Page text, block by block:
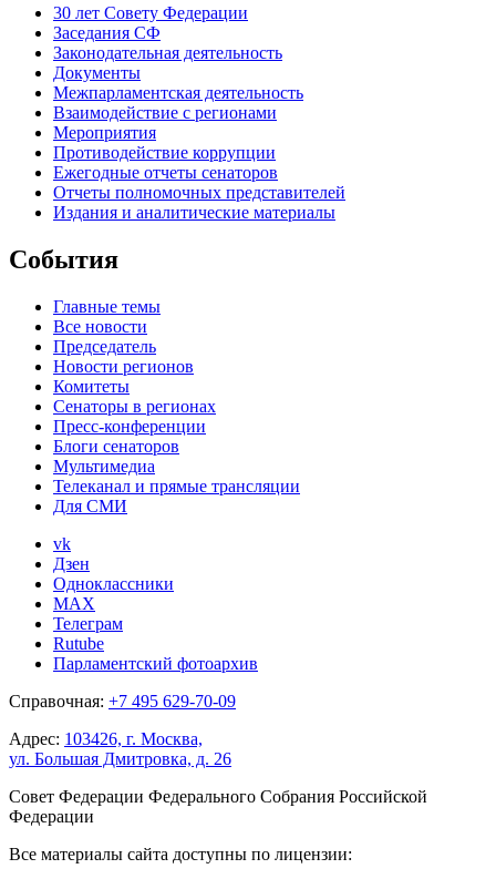
30 лет Совету Федерации
Заседания СФ
Законодательная деятельность
Документы
Межпарламентская деятельность
Взаимодействие с регионами
Мероприятия
Противодействие коррупции
Ежегодные отчеты сенаторов
Отчеты полномочных представителей
Издания и аналитические материалы
События
Главные темы
Все новости
Председатель
Новости регионов
Комитеты
Сенаторы в регионах
Пресс-конференции
Блоги сенаторов
Мультимедиа
Телеканал и прямые трансляции
Для СМИ
vk
Дзен
Одноклассники
MAX
Телеграм
Rutube
Парламентский фотоархив
Справочная: +7 495 629-70-09
Адрес: 103426, г. Москва,
ул. Большая Дмитровка, д. 26
Совет Федерации Федерального Собрания Российской
Федерации
Все материалы сайта доступны по лицензии: